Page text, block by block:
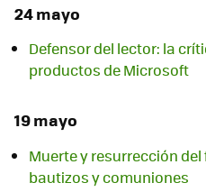
24 mayo
Defensor del lector: la
productos de Microsoft
19 mayo
Muerte y resurrección
bautizos y comuniones